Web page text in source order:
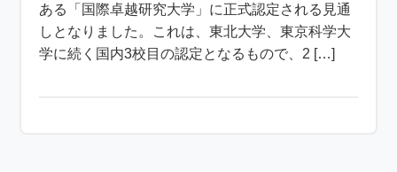
ある「国際卓越研究大学」に正式認定される見通
しとなりました。これは、東北大学、東京科学大
学に続く国内3校目の認定となるもので、2 […]